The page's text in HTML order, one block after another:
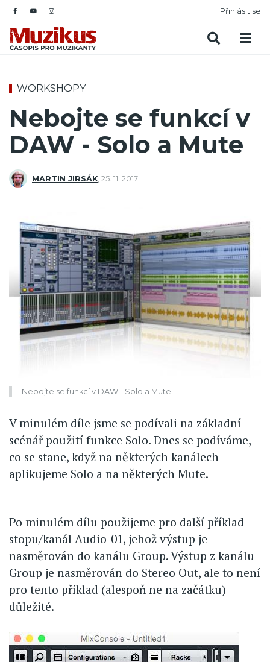
Přihlásit se
WORKSHOPY
Nebojte se funkcí v
DAW - Solo a Mute
MARTIN JIRSÁK 25. 11. 2017
Nebojte se funkcí v DAW - Solo a Mute
V minulém díle jsme se podívali na základní
scénář použití funkce Solo. Dnes se podíváme,
co se stane, když na některých kanálech
aplikujeme Solo a na některých Mute.
Po minulém dílu použijeme pro další příklad
stopu/kanál Audio-01, jehož výstup je
nasměrován do kanálu Group. Výstup z kanálu
Group je nasměrován do Stereo Out, ale to není
pro tento příklad (alespoň ne na začátku)
důležité.